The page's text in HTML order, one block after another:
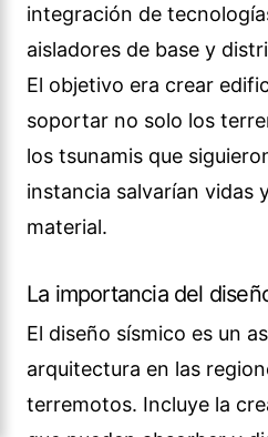
integración de
aisladores de base y
El objetivo era crear
soportar no solo los
los tsunamis que
instancia salvarían vidas
material.
La importancia del
El diseño sísmico es un
arquitectura en las
terremotos. Incluye la